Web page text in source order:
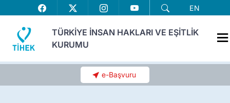
EN
TÜRKİYE İNSAN HAKLARI VE EŞİTLİK
KURUMU
e-Başvuru